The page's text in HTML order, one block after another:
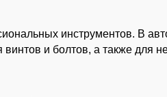
инструментов. В
и болтов, а также для